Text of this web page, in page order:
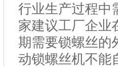
行业生产过程中
家建议工厂企业
期需要锁螺丝的
动锁螺丝机不能